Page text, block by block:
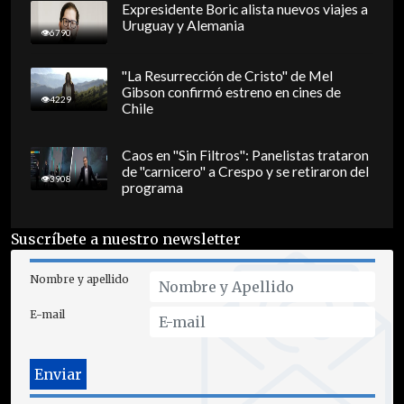
6790
Expresidente Boric alista nuevos viajes a
Uruguay y Alemania
4229
"La Resurrección de Cristo" de Mel
Gibson confirmó estreno en cines de
Chile
3908
Caos en "Sin Filtros": Panelistas trataron
de "carnicero" a Crespo y se retiraron del
programa
Suscríbete a nuestro newsletter
Nombre y apellido
E-mail